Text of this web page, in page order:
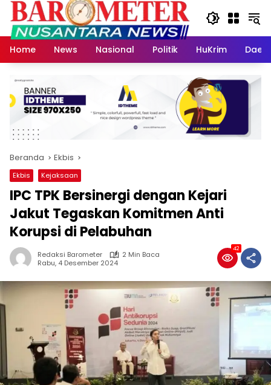
Langsung
konten
Home
News Nasional Politik HuKrim
Beranda Ekbis
Ekbis Kejaksaan
IPC TPK Bersinergi dengan Kejari
Jakut Tegaskan Komitmen Anti
Korupsi di Pelabuhan
Redaksi Barometer
2 Min Baca
Rabu, 4 Desember 2024
42